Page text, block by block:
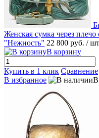
Женская сумка через
"Нежность" 22 800 руб. / шт
В корзину
Купить в 1 клик Сравнение
В избранное
В